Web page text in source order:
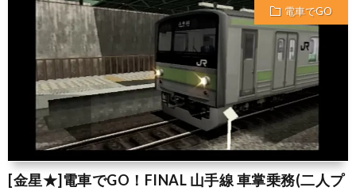
電車でGO
[金星★]電車でGO！FINAL 山手線 車掌乗務(二人プ